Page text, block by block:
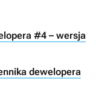
#4 – wersja
dewelopera